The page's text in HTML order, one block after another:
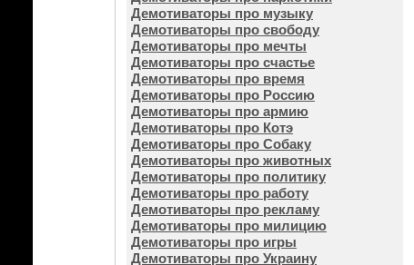
Демотиваторы про музыку
Демотиваторы про свободу
Демотиваторы про мечты
Демотиваторы про счастье
Демотиваторы про время
Демотиваторы про Россию
Демотиваторы про армию
Демотиваторы про Котэ
Демотиваторы про Собаку
Демотиваторы про животных
Демотиваторы про политику
Демотиваторы про работу
Демотиваторы про рекламу
Демотиваторы про милицию
Демотиваторы про игры
Демотиваторы про Украину